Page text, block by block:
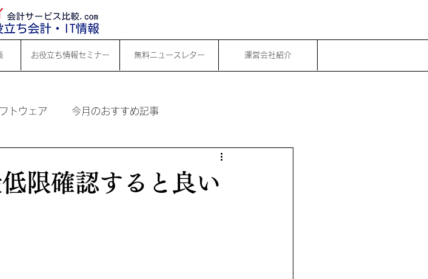
お役立ち情報セミナー 無料ニュースレター 運営会社紹介
トウェア 今月のおすすめ記事
限確認すると良い